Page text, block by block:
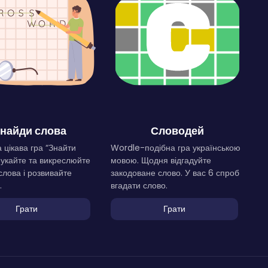
слова
гра “Знайти
та викреслюйте
і розвивайте
Грати
Словодей
Wordle-подібна гра українською
мовою. Щодня відгадуйте
закодоване слово. У вас 6 спроб
вгадати слово.
Грати